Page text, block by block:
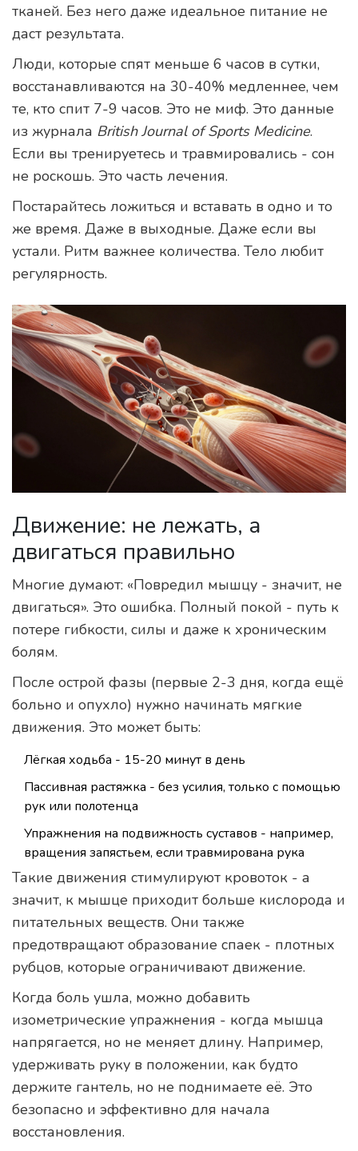
тканей. Без него даже идеальное питание не
даст результата.
Люди, которые спят меньше 6 часов в сутки,
восстанавливаются на 30-40% медленнее, чем
те, кто спит 7-9 часов. Это не миф. Это данные
из журнала British Journal of Sports Medicine.
Если вы тренируетесь и травмировались - сон
не роскошь. Это часть лечения.
Постарайтесь ложиться и вставать в одно и то
же время. Даже в выходные. Даже если вы
устали. Ритм важнее количества. Тело любит
регулярность.
Движение: не лежать, а
двигаться правильно
Многие думают: «Повредил мышцу - значит, не
двигаться». Это ошибка. Полный покой - путь к
потере гибкости, силы и даже к хроническим
болям.
После острой фазы (первые 2-3 дня, когда ещё
больно и опухло) нужно начинать мягкие
движения. Это может быть:
Лёгкая ходьба - 15-20 минут в день
Пассивная растяжка - без усилия, только с помощью
рук или полотенца
Упражнения на подвижность суставов - например,
вращения запястьем, если травмирована рука
Такие движения стимулируют кровоток - а
значит, к мышце приходит больше кислорода и
питательных веществ. Они также
предотвращают образование спаек - плотных
рубцов, которые ограничивают движение.
Когда боль ушла, можно добавить
изометрические упражнения - когда мышца
напрягается, но не меняет длину. Например,
удерживать руку в положении, как будто
держите гантель, но не поднимаете её. Это
безопасно и эффективно для начала
восстановления.